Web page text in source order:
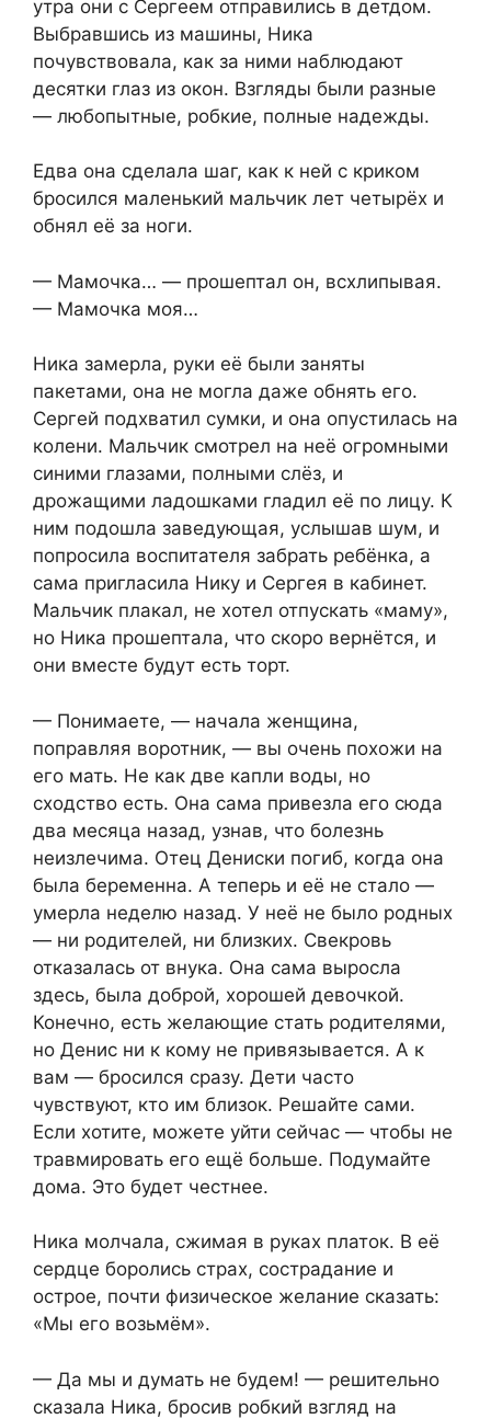
утра они с Сергеем отправились в детдом.
Выбравшись из машины, Ника
почувствовала, как за ними наблюдают
десятки глаз из окон. Взгляды были разные
— любопытные, робкие, полные надежды.
Едва она сделала шаг, как к ней с криком
бросился маленький мальчик лет четырёх и
обнял её за ноги.
— Мамочка… — прошептал он, всхлипывая.
— Мамочка моя…
Ника замерла, руки её были заняты
пакетами, она не могла даже обнять его.
Сергей подхватил сумки, и она опустилась на
колени. Мальчик смотрел на неё огромными
синими глазами, полными слёз, и
дрожащими ладошками гладил её по лицу. К
ним подошла заведующая, услышав шум, и
попросила воспитателя забрать ребёнка, а
сама пригласила Нику и Сергея в кабинет.
Мальчик плакал, не хотел отпускать «маму»,
но Ника прошептала, что скоро вернётся, и
они вместе будут есть торт.
— Понимаете, — начала женщина,
поправляя воротник, — вы очень похожи на
его мать. Не как две капли воды, но
сходство есть. Она сама привезла его сюда
два месяца назад, узнав, что болезнь
неизлечима. Отец Дениски погиб, когда она
была беременна. А теперь и её не стало —
умерла неделю назад. У неё не было родных
— ни родителей, ни близких. Свекровь
отказалась от внука. Она сама выросла
здесь, была доброй, хорошей девочкой.
Конечно, есть желающие стать родителями,
но Денис ни к кому не привязывается. А к
вам — бросился сразу. Дети часто
чувствуют, кто им близок. Решайте сами.
Если хотите, можете уйти сейчас — чтобы не
травмировать его ещё больше. Подумайте
дома. Это будет честнее.
Ника молчала, сжимая в руках платок. В её
сердце боролись страх, сострадание и
острое, почти физическое желание сказать:
«Мы его возьмём».
— Да мы и думать не будем! — решительно
сказала Ника, бросив робкий взгляд на